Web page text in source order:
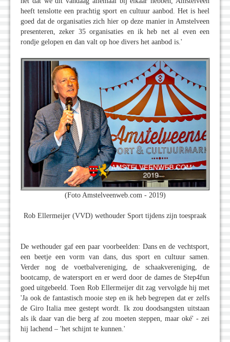
heeft tenslotte een prachtig sport en cultuur aanbod. Het is heel
goed dat de organisaties zich hier op deze manier in Amstelveen
presenteren, zeker 35 organisaties en ik heb net al even een
rondje gelopen en dan valt op hoe divers het aanbod is.'
(Foto Amstelveenweb.com - 2019)
Rob Ellermeijer (VVD) wethouder Sport tijdens zijn toespraak
De wethouder gaf een paar voorbeelden: Dans en de vechtsport,
een beetje een vorm van dans, dus sport en cultuur samen.
Verder nog de voetbalvereniging, de schaakvereniging, de
bootcamp, de watersport en er werd door de dames de Step4fun
goed uitgebeeld. Toen Rob Ellermeijer dit zag vervolgde hij met
'Ja ook de fantastisch mooie step en ik heb begrepen dat er zelfs
de Giro Italia mee gestept wordt. Ik zou doodsangsten uitstaan
als ik daar van die berg af zou moeten steppen, maar oké' - zei
hij lachend – 'het schijnt te kunnen.'